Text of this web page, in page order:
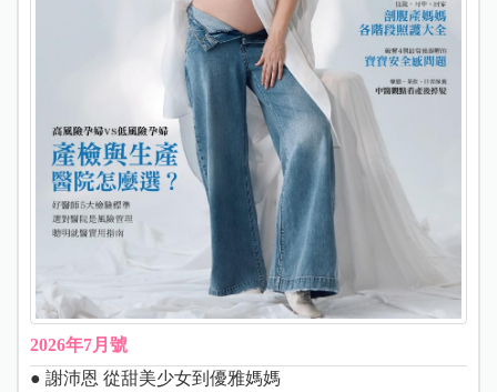
2026年7月號
● 謝沛恩 從甜美少女到優雅媽媽